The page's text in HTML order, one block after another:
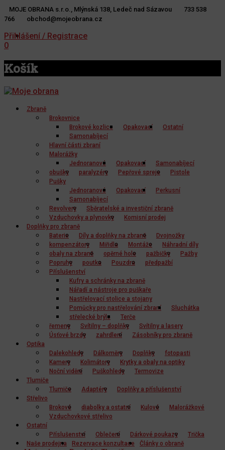
MOJE OBRANA s.r.o., Mlýnská 138, Ledeč nad Sázavou
733 538
766
obchod@mojeobrana.cz
YT
TW
Přihlášení / Registrace
0
Košík
Zbraně
Brokovnice
Brokové kozlice
Opakovací
Ostatní
Samonabíjecí
Hlavní části zbraní
Malorážky
Jednoranové
Opakovací
Samonabíjecí
obušky
paralyzéry Pepřové spreje
Pistole
Pušky
Jednoranové
Opakovací
Perkusní
Samonabíjecí
Revolvery
Sběratelské a investiční zbraně
Vzduchovky a plynovky
Komisní prodej
Doplňky pro zbraně
Baterie
Díly a doplňky na zbraně
Dvojnožky
kompenzátory
Miřidla Montáže
Náhradní díly
obaly na zbraně
opěrné hole pažbičky
Pažby
Popruhy
poutka Pouzdra
předpažbí
Příslušenství
Kufry a schránky na zbraně
Nářadí a nástroje pro puškaře
Nastřelovací stolice a stojany
Pomůcky pro nastřelování zbraní
Sluchátka
střelecké brýle
Terče
řemeny
Svítilny – doplňky
Svítilny a lasery
Úsťové brzdy
zahrdlení
Zásobníky pro zbraně
Optika
Dalekohledy
Dálkoměry Doplňky
fotopasti
Kamery
Kolimátory
Krytky a obaly na optiky
Noční vidění
Puškohledy
Termovize
Tlumiče
Tlumiče
Adaptéry
Doplňky a příslušenství
Střelivo
Brokové
diabolky a ostatní Kulové
Malorážkové
Vzduchovkové střelivo
Ostatní
Příslušenství
Oblečení Dárkové poukazy
Trička
Naše prodejna
Rezervace konzultace Články o obraně